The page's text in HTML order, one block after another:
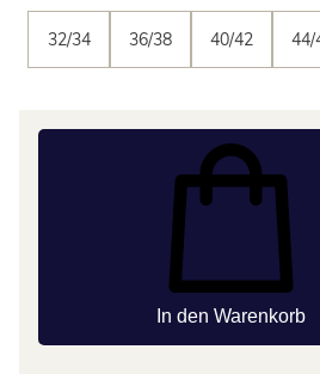
32/34 36/38 40/42 44/
In den Warenkorb